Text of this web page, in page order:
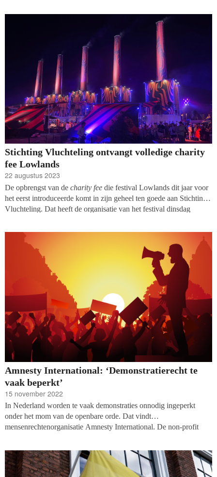
innovatieve benaderingen in het mobiliseren van steun voor hun
Stichting Vluchteling ontvangt volledige charity
fee Lowlands
22 augustus 2023
De opbrengst van de charity fee die festival Lowlands dit jaar voor
het eerst introduceerde komt in zijn geheel ten goede aan Stichting
Vluchteling. Dat heeft de organisatie van het festival dinsdag
maakten de schenking te weigeren. Het gaat volgens Villamedia om
een bedrag van ruim 32.000 euro.
Amnesty International: ‘Demonstratierecht te
vaak beperkt’
15 november 2022
In Nederland worden te vaak demonstraties onnodig ingeperkt
onder het mom van de openbare orde. Dat vindt
mensenrechtenorganisatie Amnesty International. De non-profit
druk’.